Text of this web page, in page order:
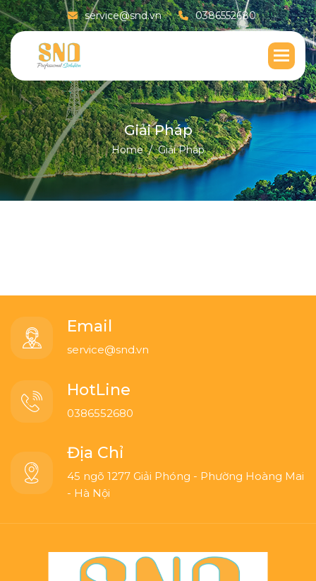
service@snd.vn 0386552680
Giải Pháp
Home Giải Pháp
1
Email
service@snd.vn
HotLine
0386552680
Địa Chỉ
45 ngõ 1277 Giải Phóng - Phường Hoàng Mai
- Hà Nội